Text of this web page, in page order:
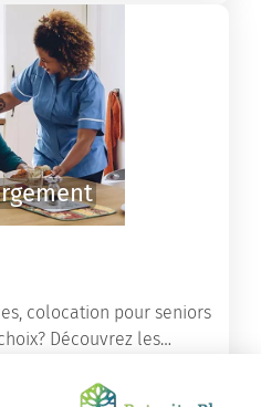
colocation pour seniors
les